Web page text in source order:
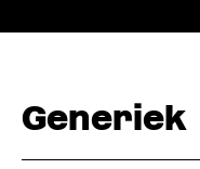
Generiek